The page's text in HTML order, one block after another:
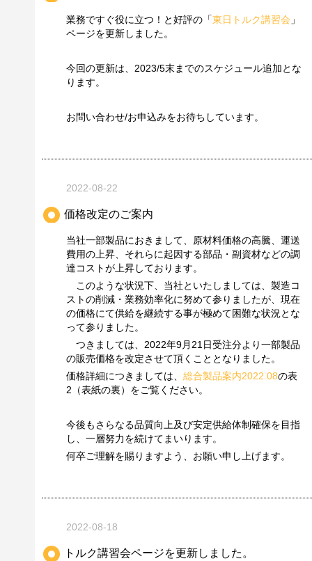
業務ですぐ役に立つ！と好評の「東日トルク講習会 」
ページを更新しました。
今回の更新は、2023/5末までのスケジュール追加とな
ります。
お問い合わせ/お申込みをお待ちしています。
2022-08-22
価格改定のご案内
当社一部製品におきまして、原材料価格の高騰、運送
費用の上昇、それらに起因する部品・副資材などの調
達コストが上昇しております。
このような状況下、当社といたしましては、製造コ
ストの削減・業務効率化に努めて参りましたが、現在
の価格にて供給を継続する事が極めて困難な状況とな
って参りました。
つきましては、2022年9月21日受注分より一部製品
の販売価格を改定させて頂くこととなりました。
価格詳細につきましては、 総合製品案内2022.08の表
2（表紙の裏）をご覧ください。
今後もさらなる品質向上及び安定供給体制確保を目指
し、一層努力を続けてまいります。
何卒ご理解を賜りますよう、お願い申し上げます。
2022-08-18
トルク講習会ページを更新しました。